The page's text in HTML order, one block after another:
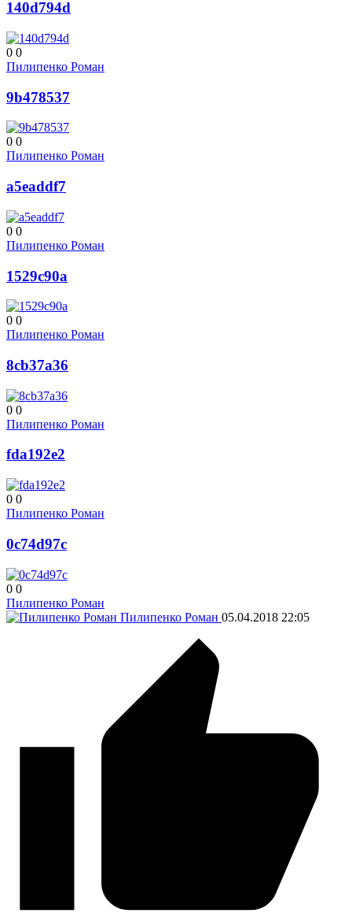
140d794d
0 0
Пилипенко Роман
9b478537
0 0
Пилипенко Роман
a5eaddf7
0 0
Пилипенко Роман
1529c90a
0 0
Пилипенко Роман
8cb37a36
0 0
Пилипенко Роман
fda192e2
0 0
Пилипенко Роман
0c74d97c
0 0
Пилипенко Роман
Пилипенко Роман 05.04.2018 22:05